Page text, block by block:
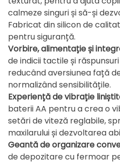
calmeze singuri și să-și
Fabricat din silicon de
pentru siguranță.
Vorbire, alimentație și
de indicii tactile și
reducând aversiunea față
normalizând sensibilitățile.
Experiență de vibrație
baterii AA pentru a crea o
setări de viteză reglabile,
maxilarului și dezvoltarea
Geantă de organizare
de depozitare cu fermoar